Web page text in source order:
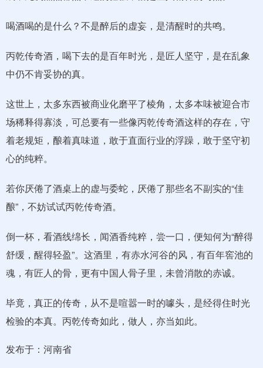
喝酒喝的是什么？不是醉后的虚妄，是清醒时的共鸣。
丙乾传奇酒，喝下去的是百年时光，是匠人坚守，是在乱象
中仍不肯妥协的真。
这世上，太多东西被商业化磨平了棱角，太多本味被迎合市
场稀释得寡淡，可总要有一些像丙乾传奇酒这样的存在，守
着老规矩，酿着真味道，敢于直面行业的浮躁，敢于坚守初
心的纯粹。
若你厌倦了酒桌上的虚与委蛇，厌倦了那些名不副实的“佳
酿”，不妨试试丙乾传奇酒。
倒一杯，看酒线绵长，闻酒香纯粹，尝一口，便知何为“醉得
舒缓，醒得轻盈”。这酒里，有赤水河谷的风，有百年窖池的
魂，有匠人的骨，更有中国人骨子里，未曾消散的赤诚。
毕竟，真正的传奇，从不是喧嚣一时的噱头，是经得住时光
检验的本真。丙乾传奇如此，做人，亦当如此。
发布于：河南省